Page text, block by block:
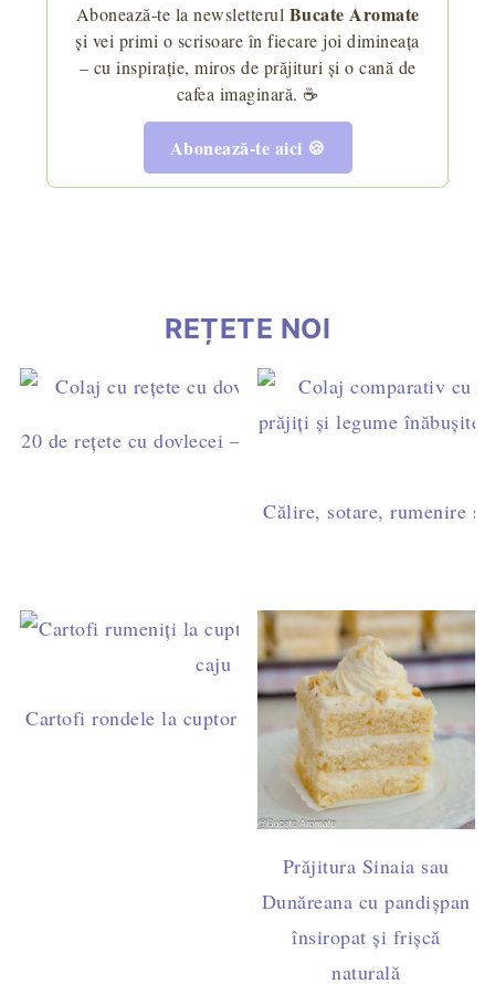
Abonează-te la newsletterul Bucate Aromate
și vei primi o scrisoare în fiecare joi dimineața
– cu inspirație, miros de prăjituri și o cană de
cafea imaginară. ☕
Abonează-te aici 🍪
REȚETE NOI
20 de rețete cu dovlecei – idei simple pentru mic
Călire, sotare, rumenire
Cartofi rondele la cuptor cu pesto de busuioc și caju -
post
Prăjitura Sinaia sau
Dunăreana cu pandișpan
însiropat și frișcă
naturală